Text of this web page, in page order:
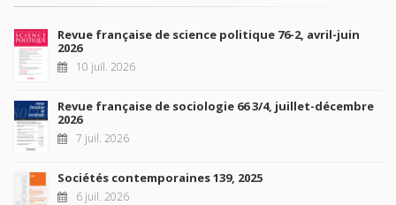
Revue française de science politique 76-2, avril-juin
2026
10 juil. 2026
Revue française de sociologie 66 3/4, juillet-décembre
2026
7 juil. 2026
Sociétés contemporaines 139, 2025
6 juil. 2026